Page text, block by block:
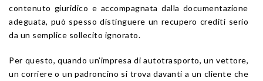
contenuto giuridico e accompagnata dalla documentazione
adeguata, può spesso distinguere un recupero crediti serio
da un semplice sollecito ignorato.
Per questo, quando un’impresa di autotrasporto, un vettore,
un corriere o un padroncino si trova davanti a un cliente che